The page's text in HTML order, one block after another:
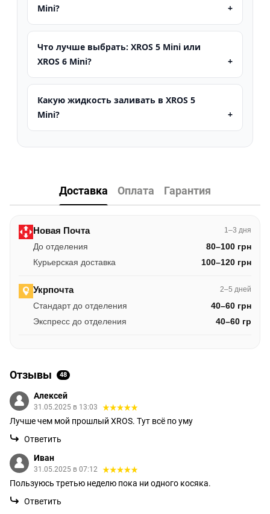
Mini?
Что лучше выбрать: XROS 5 Mini или
XROS 6 Mini?
Какую жидкость заливать в XROS 5
Mini?
Доставка Оплата Гарантия
Новая Почта 1–3 дня
До отделения
80–100 грн
Курьерская доставка
100–120 грн
Укрпочта 2–5 дней
Стандарт до отделения
40–60 грн
Экспресс до отделения
40–60 гр
Отзывы 48
Алексей
31.05.2025 в 13:03
Лучше чем мой прошлый XROS. Тут всё по уму
Ответить
Иван
31.05.2025 в 07:12
Пользуюсь третью неделю пока ни одного косяка.
Ответить